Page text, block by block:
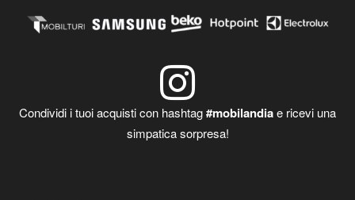
Condividi i tuoi acquisti con hashtag#mobilandiae ricevi una
simpatica sorpresa!